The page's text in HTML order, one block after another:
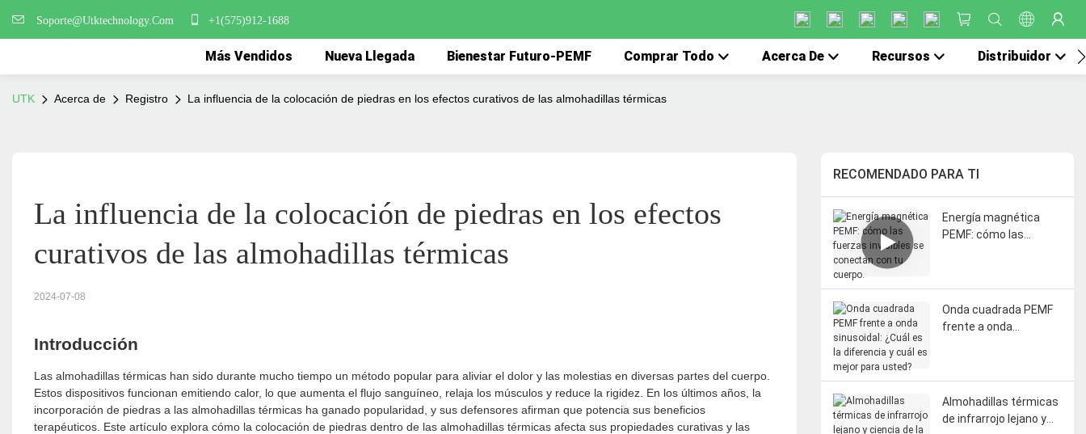
Soporte@Utktechnology.Com +1(575)912-1688
Más Vendidos Nueva Llegada Bienestar Futuro-PEMF Comprar Todo Acerca De Recursos Distribuidor
UTK Acerca de Registro La influencia de la colocación de piedras en los efectos curativos de las almohadillas térmicas
La influencia de la colocación de piedras en los efectos
curativos de las almohadillas térmicas
2024-07-08
Introducción
Las almohadillas térmicas han sido durante mucho tiempo un método popular para aliviar el dolor y las molestias en diversas partes del cuerpo.
Estos dispositivos funcionan emitiendo calor, lo que aumenta el flujo sanguíneo, relaja los músculos y reduce la rigidez. En los últimos años, la
incorporación de piedras a las almohadillas térmicas ha ganado popularidad, y sus defensores afirman que potencia sus beneficios
terapéuticos. Este artículo explora cómo la colocación de piedras dentro de las almohadillas térmicas afecta sus propiedades curativas y las
RECOMENDADO PARA TI
Energía magnética
PEMF: cómo las
Onda cuadrada PEMF
frente a onda
Almohadillas térmicas
de infrarrojo lejano y